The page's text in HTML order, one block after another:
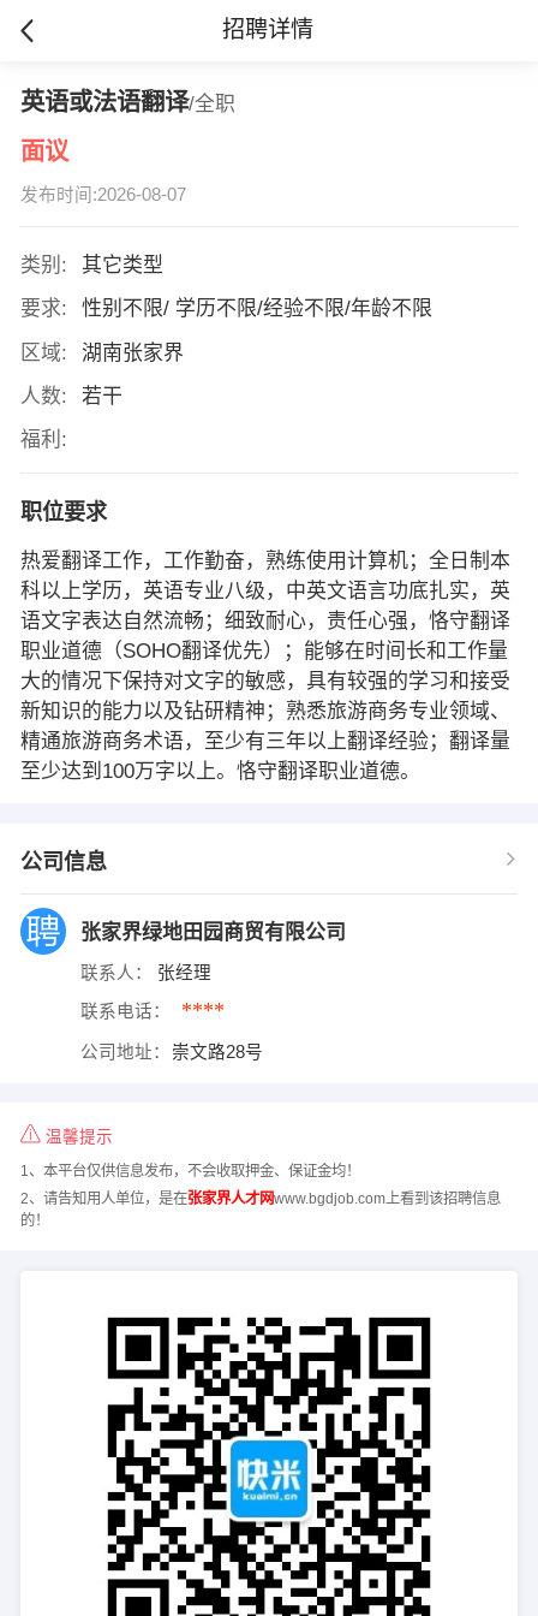
招聘详情
英语或法语翻译/全职
面议
发布时间:2026-08-07
类别:
其它类型
要求:
性别不限/ 学历不限/经验不限/年龄不限
区域:
湖南张家界
人数:
若干
福利:
职位要求
热爱翻译工作，工作勤奋，熟练使用计算机；全日制本
科以上学历，英语专业八级，中英文语言功底扎实，英
语文字表达自然流畅；细致耐心，责任心强，恪守翻译
职业道德（SOHO翻译优先）；能够在时间长和工作量
大的情况下保持对文字的敏感，具有较强的学习和接受
新知识的能力以及钻研精神；熟悉旅游商务专业领域、
精通旅游商务术语，至少有三年以上翻译经验；翻译量
至少达到100万字以上。恪守翻译职业道德。
公司信息
张家界绿地田园商贸有限公司
联系人： 张经理
联系电话： ****
公司地址： 崇文路28号
温馨提示
1、本平台仅供信息发布，不会收取押金、保证金均！
2、请告知用人单位，是在张家界人才网www.bgdjob.com上看到该招聘信息
的！